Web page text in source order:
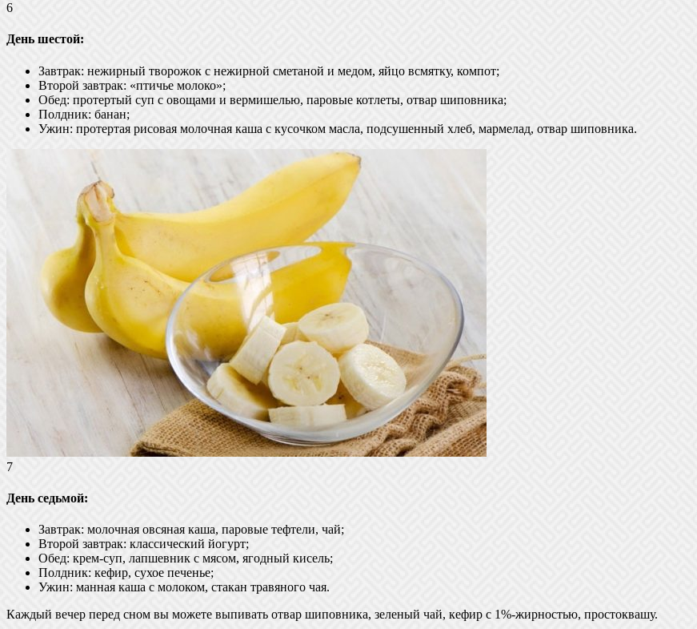
6
День шестой:
Завтрак: нежирный творожок с нежирной сметаной и медом, яйцо всмятку, компот;
Второй завтрак: «птичье молоко»;
Обед: протертый суп с овощами и вермишелью, паровые котлеты, отвар шиповника;
Полдник: банан;
Ужин: протертая рисовая молочная каша с кусочком масла, подсушенный хлеб, мармелад, отвар шиповника.
7
День седьмой:
Завтрак: молочная овсяная каша, паровые тефтели, чай;
Второй завтрак: классический йогурт;
Обед: крем-суп, лапшевник с мясом, ягодный кисель;
Полдник: кефир, сухое печенье;
Ужин: манная каша с молоком, стакан травяного чая.
Каждый вечер перед сном вы можете выпивать отвар шиповника, зеленый чай, кефир с 1%-жирностью, простоквашу.